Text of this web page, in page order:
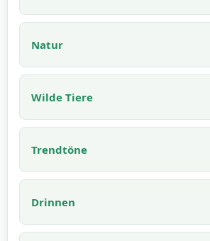
Natur
Wilde Tiere
Trendtöne
Drinnen